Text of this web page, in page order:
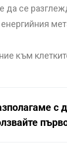
се
към
с